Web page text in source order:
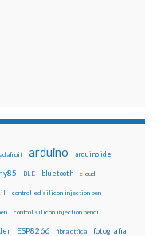
adafruit arduino arduino ide
BLE bluetooth cloud
controlled silicon injection pen
control silicon injection pencil
ESP8266 fibra ottica fotografia